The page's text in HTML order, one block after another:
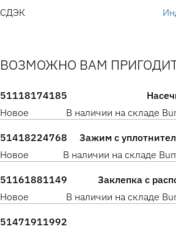
СДЭК
ВОЗМОЖНО ВАМ
51118174185
Новое
В наличии на складе
51418224768
Зажим с
Новое
В наличии на складе
51161881149
Заклепка с
Новое
В наличии на складе
51471911992